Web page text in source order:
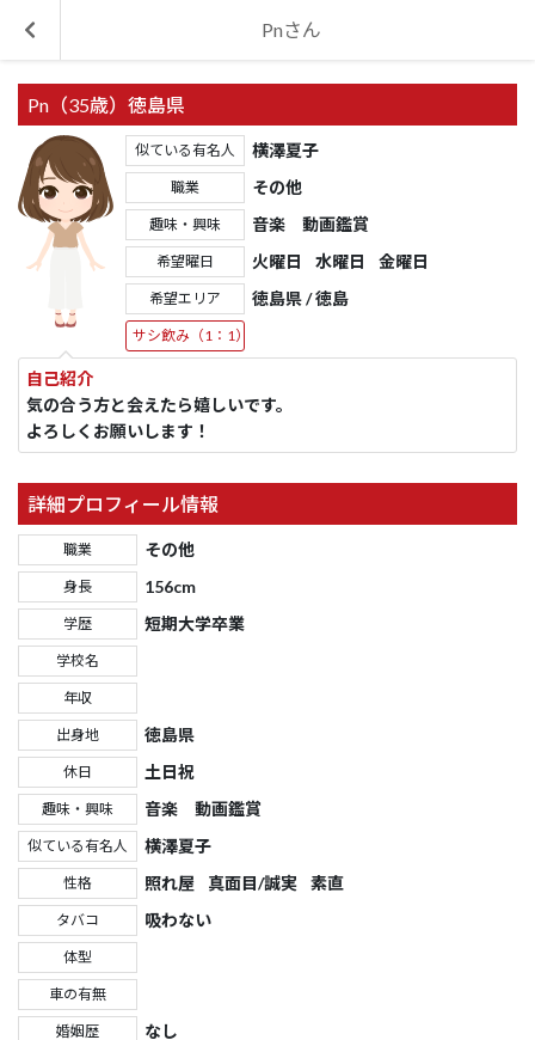
Pnさん
Pn（35歳）徳島県
似ている有名人 横澤夏子
職業 その他
趣味・興味 音楽 動画鑑賞
希望曜日 火曜日 水曜日 金曜日
希望エリア 徳島県 / 徳島
サシ飲み（1：1）
自己紹介
気の合う方と会えたら嬉しいです。
よろしくお願いします！
詳細プロフィール情報
職業 その他
身長 156cm
学歴 短期大学卒業
学校名
年収
出身地 徳島県
休日 土日祝
趣味・興味 音楽 動画鑑賞
似ている有名人 横澤夏子
性格 照れ屋 真面目/誠実 素直
タバコ 吸わない
体型
車の有無
婚姻歴 なし